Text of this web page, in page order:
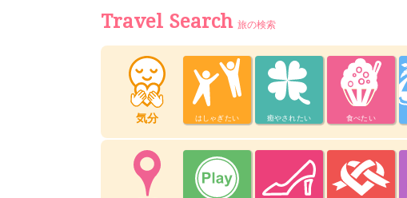
Travel Search 旅の検索
気分 はしゃぎたい 癒やされたい 食べたい